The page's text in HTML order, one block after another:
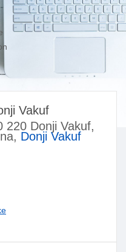
Vakuf
220 Donji Vakuf,
Donji Vakuf